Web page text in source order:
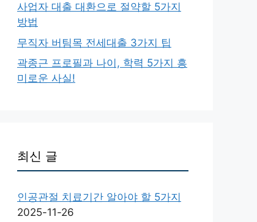
사업자 대출 대환으로 절약할 5가지
방법
무직자 버팀목 전세대출 3가지 팁
곽종근 프로필과 나이, 학력 5가지 흥
미로운 사실!
최신 글
인공관절 치료기간 알아야 할 5가지
2025-11-26